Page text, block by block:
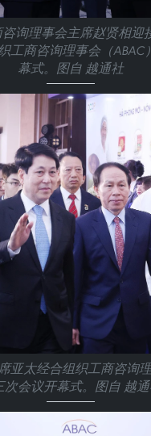
咨询理事会主席赵贤相迎
工商咨询理事会（ABAC
幕式。图自 越通社
亚太经合组织工商咨询理
次会议开幕式。图自 越